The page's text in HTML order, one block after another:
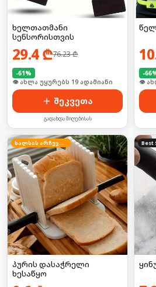
ხელთათმანი
სენსორისთვის
29.4₾76.23₾
-61%
🛒 ბოლო 24სთ-ში იყიდა 2-მა
შეკვეთა
გადახდა მიღებისას
-66
🛒
ხალხის არჩევანი
პურის დასაჭრელი
ხესაწყო